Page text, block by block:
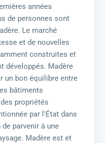
années
de personnes sont
Le marché
et de nouvelles
construites et
développés. Madère
un bon équilibre entre
bâtiments
propriétés
par l'État dans
parvenir à une
Madère est et